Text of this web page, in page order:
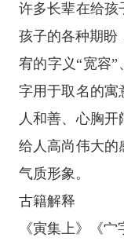
许多长辈在给孩
孩子的各种期盼
宥的字义“宽容
字用于取名的寓
人和善、心胸
给人高尚伟大的
气质形象。
古籍解释
《寅集上》《宀